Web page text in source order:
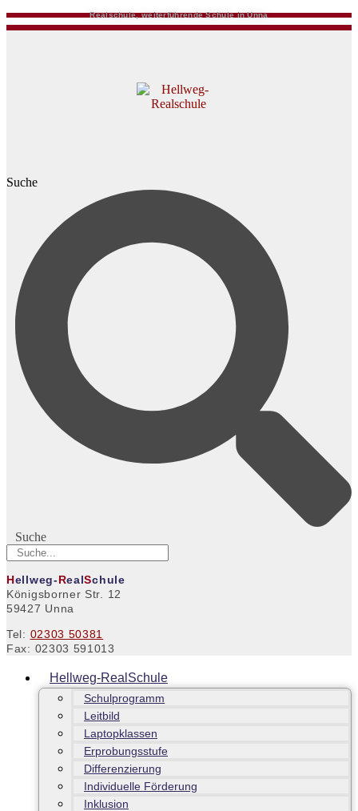
Realschule, weiterführende Schule in Unna
Suche
Suche
Hellweg-RealSchule
Königsborner Str. 12
59427 Unna
Tel: 02303 50381
Fax: 02303 591013
Hellweg-RealSchule
Schulprogramm
Leitbild
Laptopklassen
Erprobungsstufe
Differenzierung
Individuelle Förderung
Inklusion